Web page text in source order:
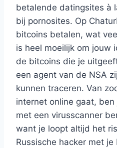
betalende datingsites à
bij pornosites. Op
bitcoins betalen, wat
is heel moeilijk om jouw
de bitcoins die je
een agent van de NSA
kunnen traceren. Van
internet online gaat, ben
met een virusscanner
want je loopt altijd het
Russische hacker met